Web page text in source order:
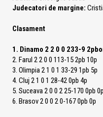
Judecatori de margine:
Clasament
1. Dinamo 2 2 0 0 233-9
2. Farul 2 2 0 0 113-15 2pb 10p
3. Olimpia 2 1 0 1 33-29 1pb 5p
4. Cluj 2 1 0 1 28-42 0pb 4p
5. Suceava 2 0 0 2 25-170 0pb 0p
6. Brasov 2 0 0 2 0-167 0pb 0p